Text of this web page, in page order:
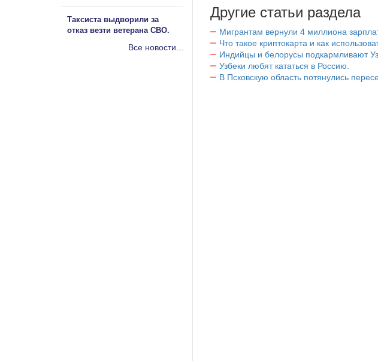
Другие статьи раздела
Мигрантам вернули 4 миллиона
Что такое криптокарта и как
Индийцы и белорусы подкармливают
Узбеки любят кататься в Россию.
В Псковскую область потянулись
Таксиста выдворили за
отказ везти ветерана СВО.
Все новости...